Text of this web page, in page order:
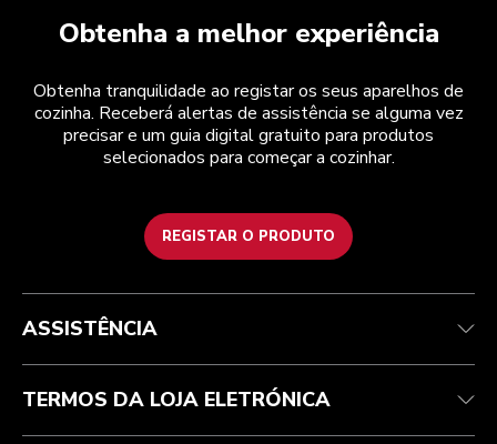
Obtenha a melhor experiência
Obtenha tranquilidade ao registar os seus aparelhos de
cozinha. Receberá alertas de assistência se alguma vez
precisar e um guia digital gratuito para produtos
selecionados para começar a cozinhar.
REGISTAR O PRODUTO
Health Check
Atendimento ao cliente
Acompanhar a sua encomenda
Garantia e documentos
Perguntas frequentes
Termos e condições
Envio e entrega
Devoluções e reembolsos
Marca
ODR
A marca
A nossa história
ASSISTÊNCIA
TERMOS DA LOJA ELETRÓNICA